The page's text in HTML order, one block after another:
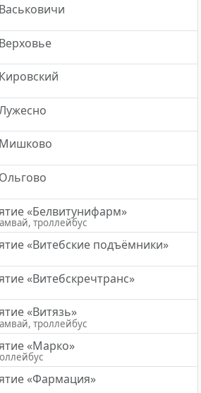
«Белвитунифарм»
троллейбус
«Витебские подъёмники»
«Витебскречтранс»
«Витязь»
троллейбус
«Марко»
«Фармация»